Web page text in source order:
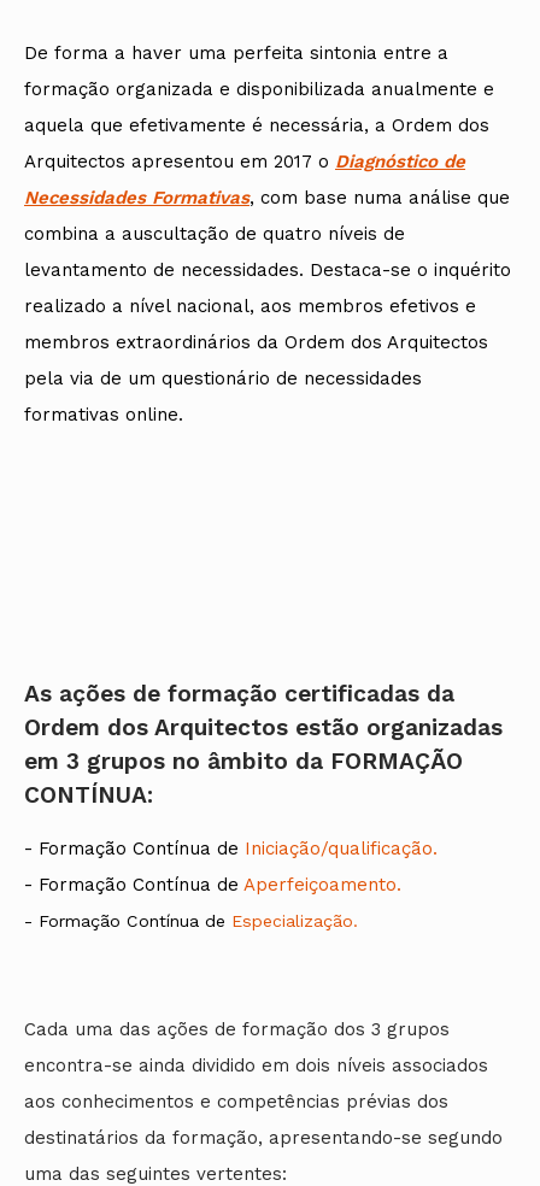
De forma a haver uma perfeita sintonia entre a
formação organizada e disponibilizada anualmente e
aquela que efetivamente é necessária, a Ordem dos
Arquitectos apresentou em 2017 o Diagnóstico de
Necessidades Formativas, com base numa análise que
combina a auscultação de quatro níveis de
levantamento de necessidades. Destaca-se o inquérito
realizado a nível nacional, aos membros efetivos e
membros extraordinários da Ordem dos Arquitectos
pela via de um questionário de necessidades
formativas online.
As ações de formação certificadas da
Ordem dos Arquitectos estão organizadas
em 3 grupos no âmbito da FORMAÇÃO
CONTÍNUA:
- Formação Contínua de Iniciação/qualificação.
- Formação Contínua de Aperfeiçoamento.
- Formação Contínua de Especialização.
Cada uma das ações de formação dos 3 grupos
encontra-se ainda dividido em dois níveis associados
aos conhecimentos e competências prévias dos
destinatários da formação, apresentando-se segundo
uma das seguintes vertentes: